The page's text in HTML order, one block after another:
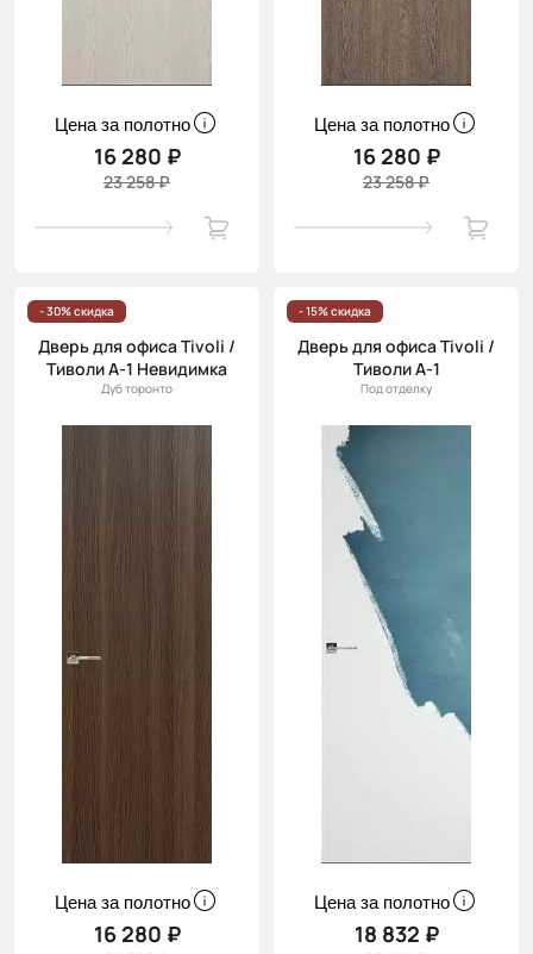
Цена за полотно
16 280 ₽
23 258 ₽
Цена за полотно
16 280 ₽
23 258 ₽
- 30% скидка
Дверь для офиса Tivoli /
Тиволи А-1 Невидимка
Дуб торонто
Цена за полотно
16 280 ₽
- 15% скидка
Дверь для офиса Tivoli /
Тиволи А-1
Под отделку
Цена за полотно
18 832 ₽